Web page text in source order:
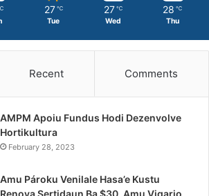
27 ℃
Tue
27 ℃
Wed
28 ℃
Thu
Recent Comments
AMPM Apoiu Fundus Hodi Dezenvolve
Hortikultura
February 28, 2023
Amu Pároku Venilale Hasa’e Kustu
Renova Sertidaun Ba $30, Amu Vigario